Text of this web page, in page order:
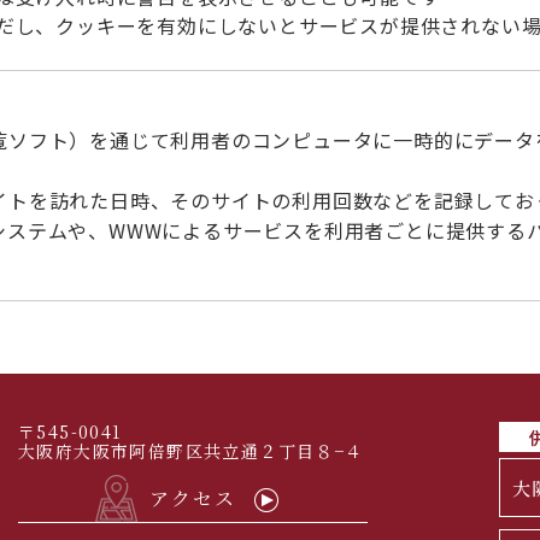
し、クッキーを有効にしないとサービスが提供されない
フト）を通じて利用者のコンピュータに一時的にデー
を訪れた日時、そのサイトの利用回数などを記録して
テムや、WWWによるサービスを利用者ごとに提供す
〒545-0041
大阪府大阪市阿倍野区共立通２丁目８−４
アクセス 大